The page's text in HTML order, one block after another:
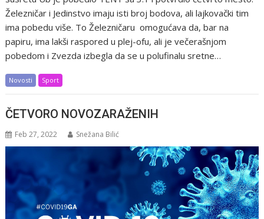
Železničar i Jedinstvo imaju isti broj bodova, ali lajkovački tim
ima pobedu više. To Železničaru omogućava da, bar na
papiru, ima lakši raspored u plej-ofu, ali je večerašnjom
pobedom i Zvezda izbegla da se u polufinalu sretne…
Novosti Sport
ČETVORO NOVOZARAŽENIH
Feb 27, 2022 Snežana Bilić